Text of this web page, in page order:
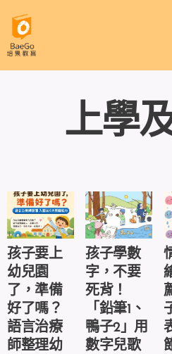
上學
孩子要上
幼兒園
了，準備
好了嗎？
語言治療
師整理幼
孩子學數
字，不要
死背！
「鉛筆1、
鴨子2」用
數字兒歌